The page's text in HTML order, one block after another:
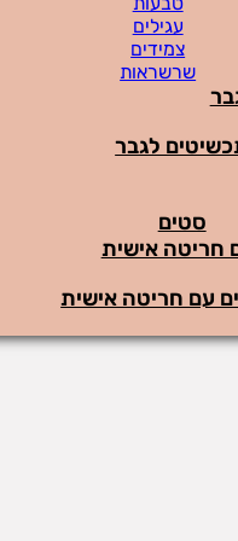
עגילים
צמידים
שרשראות
לגבר
סטים
חריטה אישית
עם חריטה אישית